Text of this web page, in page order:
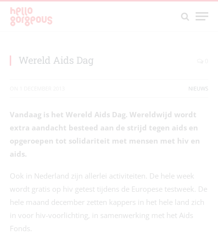
Wereld Aids Dag
NIEUWS
Vandaag is het Wereld Aids Dag. Wereldwijd wordt
extra aandacht besteed aan de strijd tegen aids en
opgeroepen tot solidariteit met mensen met hiv en
aids.
Ook in Nederland zijn allerlei activiteiten. De hele week
wordt gratis op hiv getest tijdens de Europese testweek. De
hele maand december zetten kappers in het hele land zich
in voor hiv-voorlichting, in samenwerking met het Aids
Fonds.